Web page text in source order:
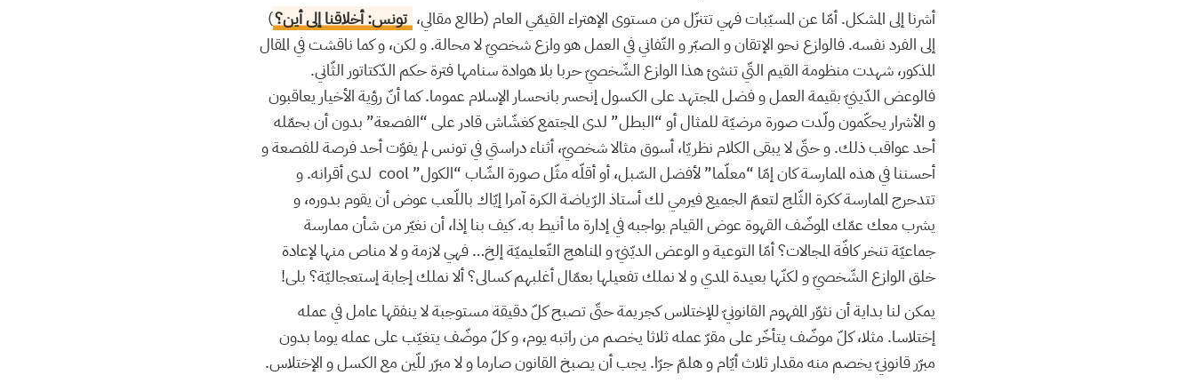
أشرنا إلى المشكل. أمّا عن المسبّبات فهي تتنزّل من مستوى الإهتراء القيمّي العام (طالع مقالي، تونس: أخلاقنا إلى أين؟)
إلى الفرد نفسه. فالوازع نحو الإتقان و الصبّر و التّفاني في العمل هو وازع شخصيّ لا محالة. و لكن، و كما ناقشت في المقال
المذكور، شهدت منظومة القيم التّي تنشئ هذا الوازع الشّخصيّ حربا بلا هوادة سنامها فترة حكم الدّكتاتور الثّاني.
فالوعض الدّينيّ بقيمة العمل و فضل المجتهد على الكسول إنحسر بانحسار الإسلام عموما. كما أنّ رؤية الأخيار يعاقبون
و الأشرار يحكّمون ولّدت صورة مرضيّة للمثال أو “البطل” لدى المجتمع كغشّاش قادر على “الفصعة” بدون أن بحمّله
أحد عواقب ذلك. و حتّى لا يبقى الكلام نظريّا، أسوق مثالا شخصيّ، أثناء دراستي في تونس لم يفوّت أحد فرصة للفصعة و
أحسننا في هذه الممارسة كان إمّا “معلّما” لأفضل السّبل، أو أقلّه مثّل صورة الشّاب “الكول” cool لدى أقرانه. و
تتدحرج الممارسة ككرة الثّلج لتعمّ الجميع فيرمي لك أستاذ الرّياضة الكرة آمرا إيّاك باللّعب عوض أن يقوم بدوره، و
يشرب معك عمّك الموضّف القهوة عوض القيام بواجبه في إدارة ما أنيط به. كيف بنا إذا، أن نغيّر من شأن ممارسة
جماعيّة تنخر كافّة المجالات؟ أمّا التوعية و الوعض الديّنيّ و المناهج التّعليميّة إلخ… فهي لازمة و لا مناص منها لإعادة
خلق الوازع الشّخصيّ و لكنّها بعيدة المدي و لا نملك تفعيلها بعمّال أغلبهم كسالى؟ ألا نملك إجابة إستعجاليّة؟ بلى!
يمكن لنا بداية أن نثوّر المفهوم القانونيّ للإختلاس كجريمة حتّى تصبح كلّ دقيقة مستوجبة لا ينفقها عامل في عمله
إختلاسا. مثلا، كلّ موضّف يتأخّر على مقرّ عمله ثلاثا يخصم من راتبه يوم، و كلّ موضّف يتغيّب على عمله يوما بدون
مبرّر قانونيّ يخصم منه مقدار ثلاث أيّام و هلمّ جرّا. يجب أن يصبخ القانون صارما و لا مبرّر للّين مع الكسل و الإختلاس.